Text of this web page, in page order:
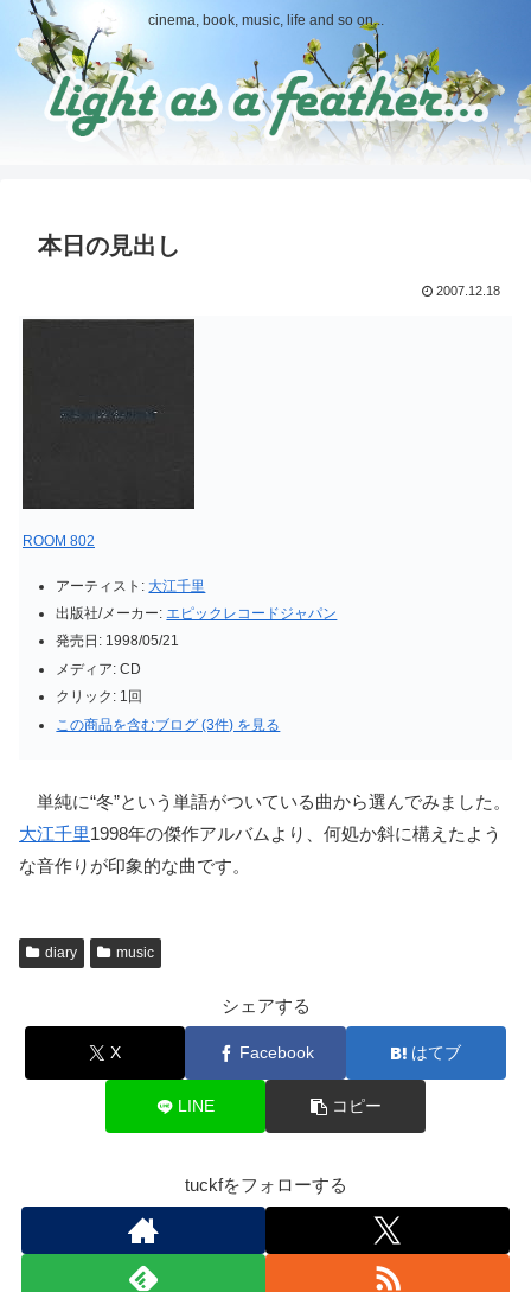
cinema, book, music, life and so on...
本日の見出し
2007.12.18
ROOM 802
アーティスト: 大江千里
出版社/メーカー: エピックレコードジャパン
発売日: 1998/05/21
メディア: CD
クリック : 1回
この商品を含むブログ (3件) を見る
単純に“冬”という単語がついている曲から選んでみました。
大江千里1998年の傑作アルバムより、何処か斜に構えたよう
な音作りが印象的な曲です。
diary music
シェアする
X Facebook はてブ
LINE コピー
tuckfをフォローする